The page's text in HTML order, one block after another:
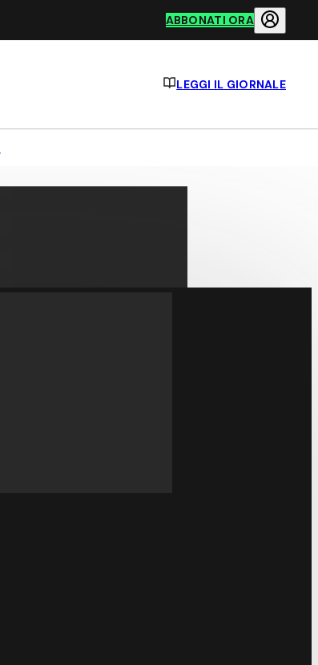
ABBONATI ORA
LEGGI IL GIORNALE